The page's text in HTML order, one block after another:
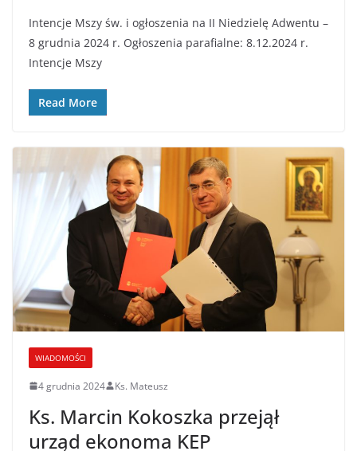
Intencje Mszy św. i ogłoszenia na II Niedzielę Adwentu –
8 grudnia 2024 r. Ogłoszenia parafialne: 8.12.2024 r.
Intencje Mszy
Read More
WIADOMOŚCI
4 grudnia 2024 Ks. Mateusz
Ks. Marcin Kokoszka przejął
urząd ekonoma KEP